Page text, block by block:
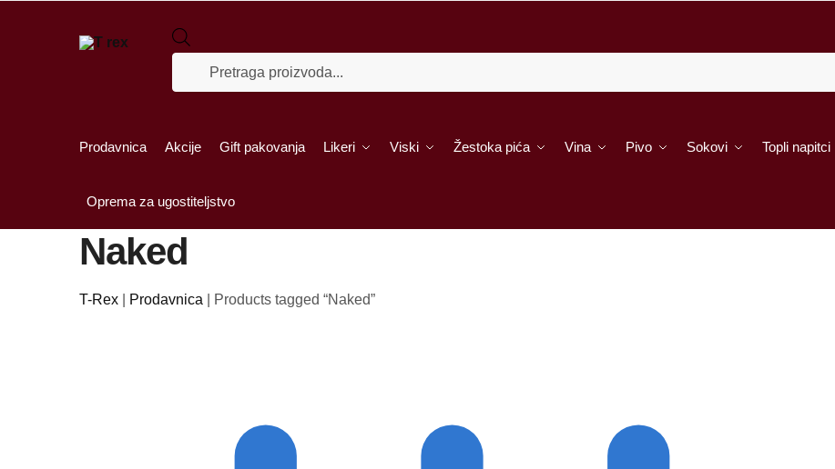
Prodavnica Akcije Gift pakovanja Likeri Viski Žestoka pića Vina Pivo Sokovi Topli napitci
Oprema za ugostiteljstvo
Naked
T-Rex Prodavnica Products tagged “Naked”